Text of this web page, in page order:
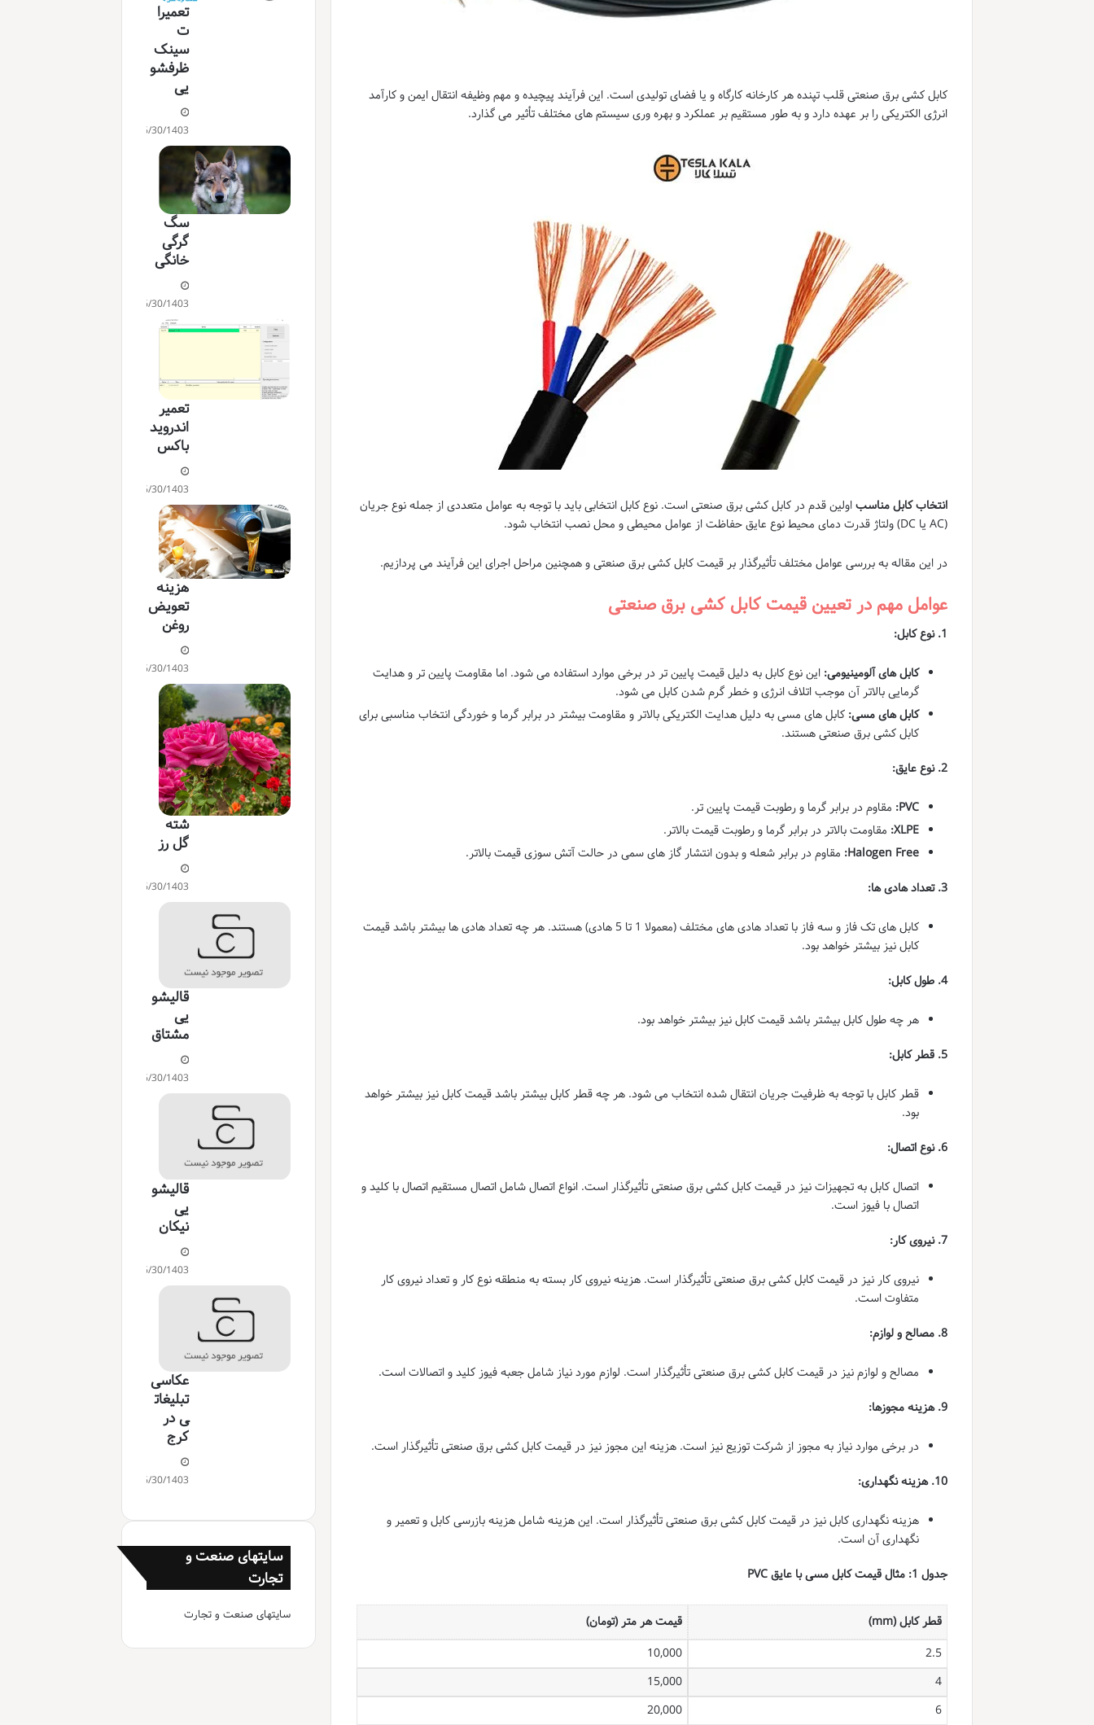
کابل کشی برق صنعتی قلب تپنده هر کارخانه کارگاه و یا فضای تولیدی است. این فرآیند پیچیده و مهم وظیفه انتقال ایمن و کارآمد
انرژی الکتریکی را بر عهده دارد و به طور مستقیم بر عملکرد و بهره وری سیستم های مختلف تأثیر می گذارد.
انتخاب کابل مناسباولین قدم در کابل کشی برق صنعتی است. نوع کابل انتخابی باید با توجه به عوامل متعددی از جمله نوع جریان
(AC یا DC) ولتاژ قدرت دمای محیط نوع عایق حفاظت از عوامل محیطی و محل نصب انتخاب شود.
در این مقاله به بررسی عوامل مختلف تأثیرگذار بر قیمت کابل کشی برق صنعتی و همچنین مراحل اجرای این فرآیند می پردازیم.
عوامل مهم در تعیین قیمت کابل کشی برق صنعتی
1. نوع کابل:
کابل های آلومینیومی: این نوع کابل به دلیل قیمت پایین تر در برخی موارد استفاده می شود. اما مقاومت پایین تر و هدایت
گرمایی بالاتر آن موجب اتلاف انرژی و خطر گرم شدن کابل می شود.
کابل های مسی: کابل های مسی به دلیل هدایت الکتریکی بالاتر و مقاومت بیشتر در برابر گرما و خوردگی انتخاب مناسبی برای
کابل کشی برق صنعتی هستند.
2. نوع عایق:
PVC: مقاوم در برابر گرما و رطوبت قیمت پایین تر.
XLPE: مقاومت بالاتر در برابر گرما و رطوبت قیمت بالاتر.
Halogen Free: مقاوم در برابر شعله و بدون انتشار گاز های سمی در حالت آتش سوزی قیمت بالاتر.
3. تعداد هادی ها:
کابل های تک فاز و سه فاز با تعداد هادی های مختلف (معمولا 1 تا 5 هادی) هستند. هر چه تعداد هادی ها بیشتر باشد قیمت
کابل نیز بیشتر خواهد بود.
4. طول کابل:
هر چه طول کابل بیشتر باشد قیمت کابل نیز بیشتر خواهد بود.
5. قطر کابل:
قطر کابل با توجه به ظرفیت جریان انتقال شده انتخاب می شود. هر چه قطر کابل بیشتر باشد قیمت کابل نیز بیشتر خواهد
بود.
6. نوع اتصال:
اتصال کابل به تجهیزات نیز در قیمت کابل کشی برق صنعتی تأثیرگذار است. انواع اتصال شامل اتصال مستقیم اتصال با کلید و
اتصال با فیوز است.
7. نیروی کار:
نیروی کار نیز در قیمت کابل کشی برق صنعتی تأثیرگذار است. هزینه نیروی کار بسته به منطقه نوع کار و تعداد نیروی کار
متفاوت است.
8. مصالح و لوازم:
مصالح و لوازم نیز در قیمت کابل کشی برق صنعتی تأثیرگذار است. لوازم مورد نیاز شامل جعبه فیوز کلید و اتصالات است.
9. هزینه مجوزها:
در برخی موارد نیاز به مجوز از شرکت توزیع نیز است. هزینه این مجوز نیز در قیمت کابل کشی برق صنعتی تأثیرگذار است.
10. هزینه نگهداری:
هزینه نگهداری کابل نیز در قیمت کابل کشی برق صنعتی تأثیرگذار است. این هزینه شامل هزینه بازرسی کابل و تعمیر و
نگهداری آن است.
جدول 1: مثال قیمت کابل مسی با عایق PVC
قطر کابل (mm)
قیمت هر متر (تومان)
2.5
10,000
4
15,000
6
20,000
تعمیرا
ت
سینک
ظرفشو
یی
06/30/1403
سگ
گرگی
خانگی
06/30/1403
تعمیر
اندروید
باکس
06/30/1403
هزینه
تعویض
روغن
06/30/1403
شته
گل رز
06/30/1403
قالیشو
یی
مشتاق
06/30/1403
قالیشو
یی
نیکان
06/30/1403
عکاسی
تبلیغات
ی در
کرج
06/30/1403
سایتهای صنعت و
تجارت
سایتهای صنعت و تجارت